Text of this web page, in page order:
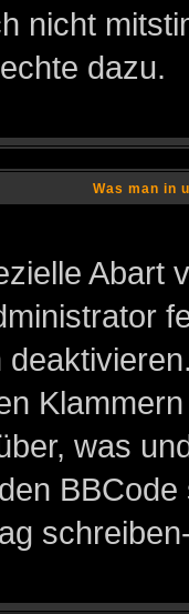
nicht
dazu.
Was man in
Abart
was